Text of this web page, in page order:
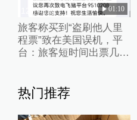
12小时前 01:10
旅客称买到“盗刷他人里
程票”致在美国误机，平
台：旅客短时间出票几十
热门推荐